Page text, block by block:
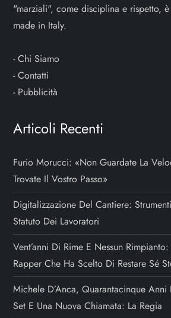
"marziali", come disciplina e rispetto,
made in Italy.
-Chi Siamo
-Contatti
- Pubblicità
Articoli Recenti
Furio Morucci: «Non Guardate La
Trovate Il Vostro Passo»
Digitalizzazione Del Cantiere:
Statuto Dei Lavoratori
Vent’anni Di Rime E Nessun
Rapper Che Ha Scelto Di Restare Sé
Michele D’Anca, Quarantacinque
Set E Una Nuova Chiamata: La Regia